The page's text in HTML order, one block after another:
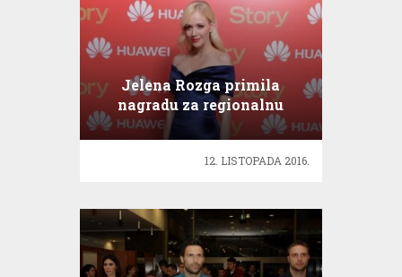
Jelena Rozga primila
nagradu za regionalnu
glazbenu zvijezdu
12. LISTOPADA 2016.